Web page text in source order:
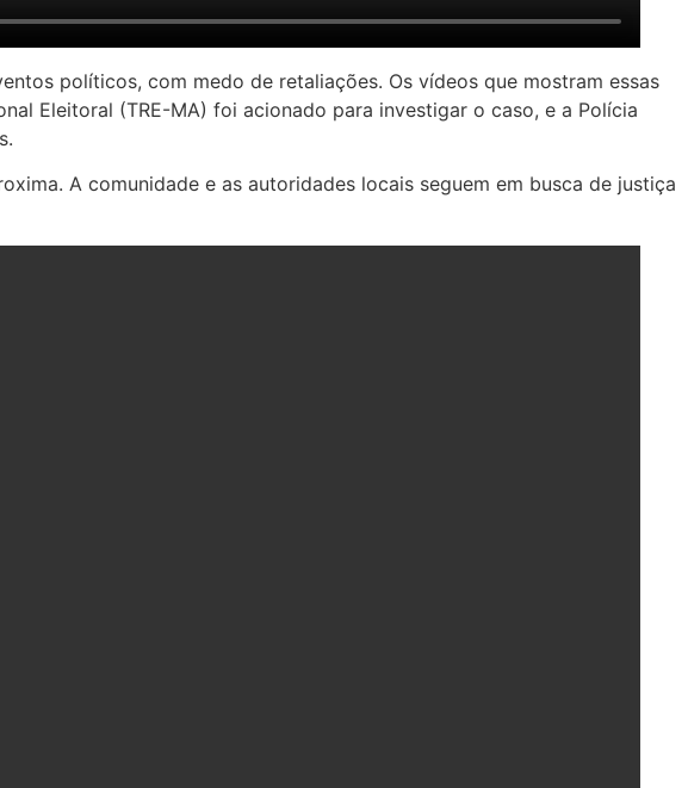
políticos, com medo de retaliações. Os vídeos que mostram essas
Eleitoral (TRE-MA) foi acionado para investigar o caso, e a Polícia
A comunidade e as autoridades locais seguem em busca de justiça